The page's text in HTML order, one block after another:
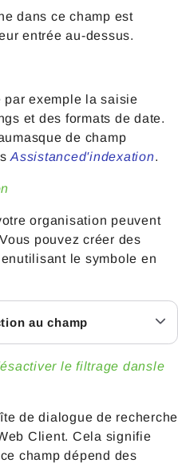
dans ce champ est
entrée au-dessus.
par exemple la saisie
et des formats de date.
de champ
Assistanced'indexation.
organisation peuvent
pouvez créer des
enutilisant le symbole en
au champ
le filtrage dansle
de dialogue de recherche
Client. Cela signifie
champ dépend des